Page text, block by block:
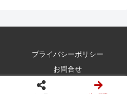
プライバシーポリシー
お問合せ
Kumi-Log.